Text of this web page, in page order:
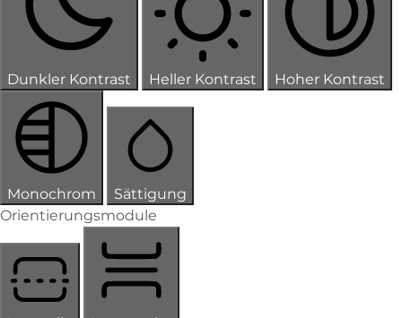
Dunkler Kontrast Heller Kontrast Hoher Kontrast
Monochrom
Sättigung
Orientierungsmodule